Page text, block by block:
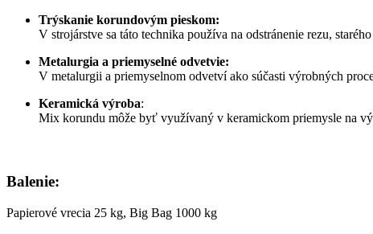
Trýskanie korundovým pieskom:
V strojárstve sa táto technika používa na odstránenie rezu,
Metalurgia a priemyselné odvetvie:
V metalurgii a priemyselnom odvetví ako súčasti výrobných
Keramická výroba:
Mix korundu môže byť využívaný v keramickom priemysle na
Balenie:
Papierové vrecia 25 kg, Big Bag 1000 kg